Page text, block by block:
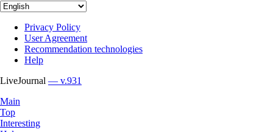
Privacy Policy
User Agreement
Recommendation technologies
Help
LiveJournal — v.931
Main
Top
Interesting